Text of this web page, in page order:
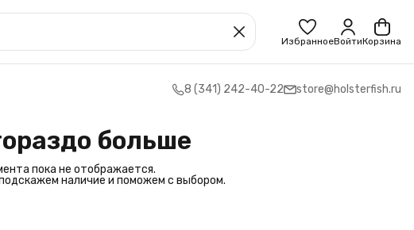
ИзбранноеВойтиКорзина
8 (341) 242-40-22 store@holsterfish.ru
больше
пока не отображается.
наличие и поможем с выбором.